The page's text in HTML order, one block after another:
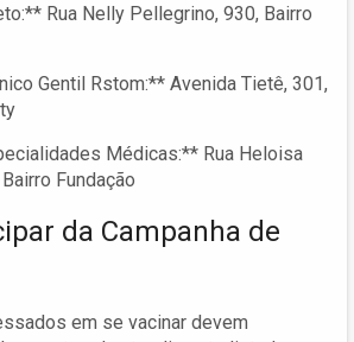
Rua Nelly Pellegrino, 930, Bairro
Gentil Rstom:** Avenida Tietê, 301,
Médicas:** Rua Heloisa
Fundação
da Campanha de
em se vacinar devem